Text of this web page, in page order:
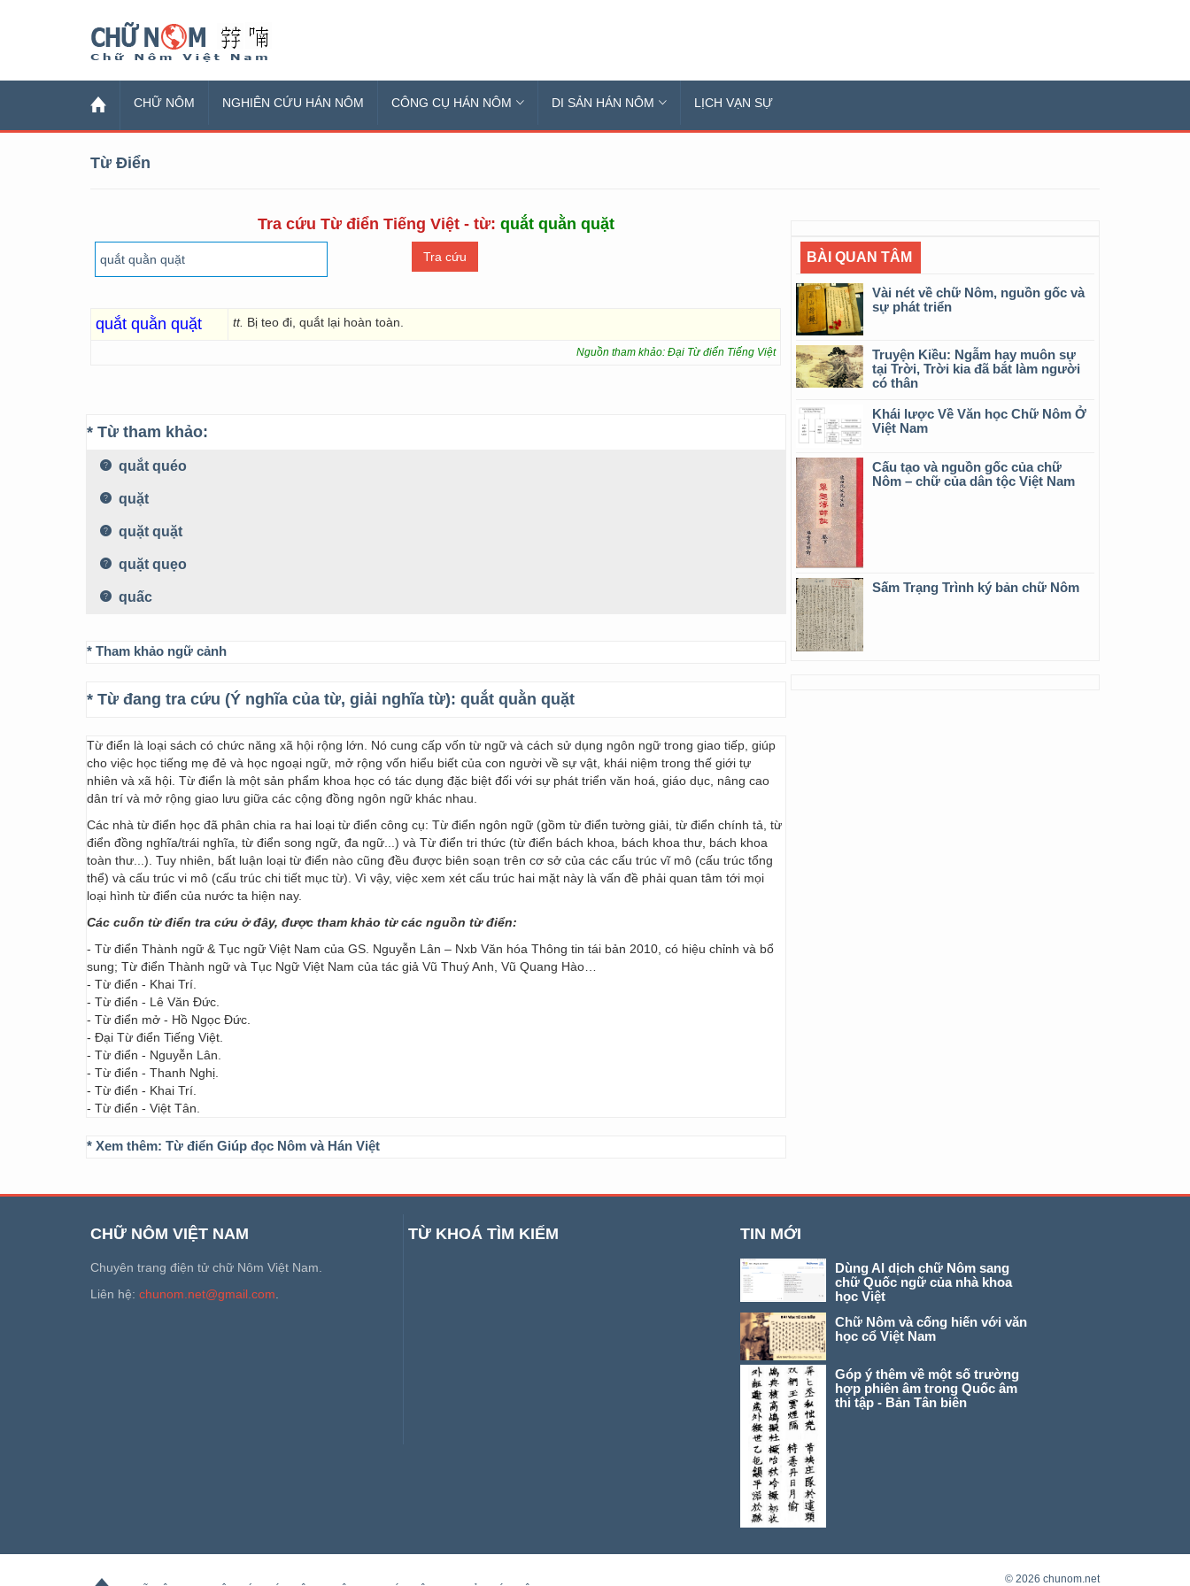
CHỮ NÔM NGHIÊN CỨU HÁN NÔM CÔNG CỤ HÁN NÔM DI SẢN HÁN NÔM LỊCH VẠN SỰ
Từ Điển
Tra cứu Từ điển Tiếng Việt - từ: quắt quằn quặt
quắt quằn quặt tt. Bị teo đi, quắt lại hoàn toàn.
Nguồn tham khảo: Đại Từ điển Tiếng Việt
* Từ tham khảo:
quắt quéo
quặt
quặt quặt
quặt quẹo
quấc
* Tham khảo ngữ cảnh
* Từ đang tra cứu (Ý nghĩa của từ, giải nghĩa từ): quắt quằn quặt
Từ điển là loại sách có chức năng xã hội rộng lớn. Nó cung cấp vốn từ ngữ và cách sử dụng ngôn ngữ trong giao tiếp, giúp
cho việc học tiếng mẹ đẻ và học ngoại ngữ, mở rộng vốn hiểu biết của con người về sự vật, khái niệm trong thế giới tự
nhiên và xã hội. Từ điển là một sản phẩm khoa học có tác dụng đặc biệt đối với sự phát triển văn hoá, giáo dục, nâng cao
dân trí và mở rộng giao lưu giữa các cộng đồng ngôn ngữ khác nhau.
Các nhà từ điển học đã phân chia ra hai loại từ điển công cụ: Từ điển ngôn ngữ (gồm từ điển tường giải, từ điển chính tả, từ
điển đồng nghĩa/trái nghĩa, từ điển song ngữ, đa ngữ...) và Từ điển tri thức (từ điển bách khoa, bách khoa thư, bách khoa
toàn thư...). Tuy nhiên, bất luận loại từ điển nào cũng đều được biên soạn trên cơ sở của các cấu trúc vĩ mô (cấu trúc tổng
thể) và cấu trúc vi mô (cấu trúc chi tiết mục từ). Vì vậy, việc xem xét cấu trúc hai mặt này là vấn đề phải quan tâm tới mọi
loại hình từ điển của nước ta hiện nay.
Các cuốn từ điển tra cứu ở đây, được tham khảo từ các nguồn từ điển:
- Từ điển Thành ngữ & Tục ngữ Việt Nam của GS. Nguyễn Lân – Nxb Văn hóa Thông tin tái bản 2010, có hiệu chỉnh và bổ
sung; Từ điển Thành ngữ và Tục Ngữ Việt Nam của tác giả Vũ Thuý Anh, Vũ Quang Hào…
- Từ điển - Khai Trí.
- Từ điển - Lê Văn Đức.
- Từ điển mở - Hồ Ngọc Đức.
- Đại Từ điển Tiếng Việt.
- Từ điển - Nguyễn Lân.
- Từ điển - Thanh Nghị.
- Từ điển - Khai Trí.
- Từ điển - Việt Tân.
* Xem thêm: Từ điển Giúp đọc Nôm và Hán Việt
BÀI QUAN TÂM
Vài nét về chữ Nôm, nguồn gốc và
sự phát triển
Truyện Kiều: Ngẫm hay muôn sự
tại Trời, Trời kia đã bắt làm người
có thân
Khái lược Về Văn học Chữ Nôm Ở
Việt Nam
Cấu tạo và nguồn gốc của chữ
Nôm – chữ của dân tộc Việt Nam
Sấm Trạng Trình ký bản chữ Nôm
CHỮ NÔM VIỆT NAM
Chuyên trang điện tử chữ Nôm Việt Nam.
Liên hệ: chunom.net@gmail.com
TỪ KHOÁ TÌM KIẾM TIN MỚI
Dùng AI dịch chữ Nôm sang
chữ Quốc ngữ của nhà khoa
học Việt
Chữ Nôm và cống hiến với văn
học cổ Việt Nam
Góp ý thêm về một số trường
hợp phiên âm trong Quốc âm
thi tập - Bản Tân biên
© 2026 chunom.net